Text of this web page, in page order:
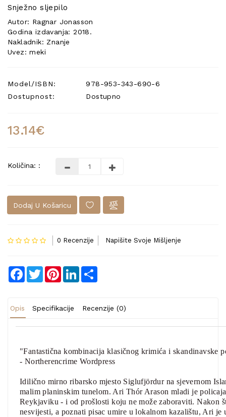
Snježno sljepilo
Autor: Ragnar Jonasson
Godina izdavanja: 2018.
Nakladnik: Znanje
Uvez: meki
Model/ISBN:
978-953-343-690-6
Dostupnost:
Dostupno
13.14€
Količina: :
Dodaj U Košaricu
0 Recenzije Napišite Svoje Mišljenje
Facebook
TwitterPinterestLinkedIn
Opis Specifikacije Recenzije (0)
"Fantastična kombinacija klasičnog krimića i skandinavske
- Northerencrime Wordpress
Idilično mirno ribarsko mjesto Siglufjördur na sjevernom
malim planinskim tunelom. Ari Thór Arason mladi je
Reykjaviku - i od prošlosti koju ne može zaboraviti. Nakon
nesvijesti, a poznati pisac umire u lokalnom kazalištu, Ari